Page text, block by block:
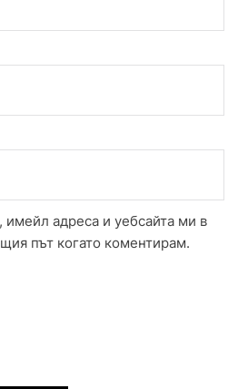
имейл адреса и уебсайта ми в
път когато коментирам.